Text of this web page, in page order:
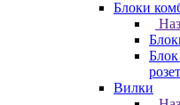
Блоки
Вилки